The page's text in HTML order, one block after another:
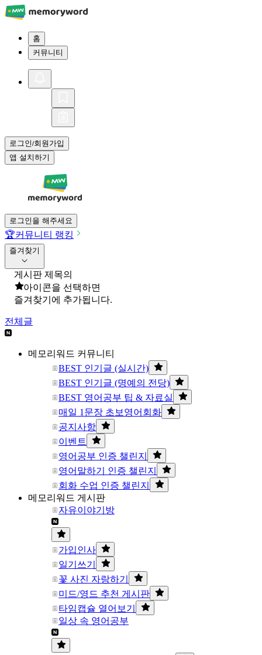
홈
커뮤니티
로그인/회원가입
앱 설치하기
로그인을 해주세요
🏆커뮤니티 랭킹
즐겨찾기
게시판 제목의
아이콘을 선택하면
즐겨찾기에 추가됩니다.
전체글
메모리워드 커뮤니티
BEST 인기글 (실시간)
BEST 인기글 (명예의 전당)
BEST 영어공부 팁 & 자료실
매일 1문장 초보영어회화
공지사항
이벤트
영어공부 인증 챌린지
영어말하기 인증 챌린지
회화 수업 인증 챌린지
메모리워드 게시판
자유이야기방
가입인사
일기쓰기
꽃 사진 자랑하기
미드/영드 추천 게시판
타임캡슐 열어보기
일상 속 영어공부